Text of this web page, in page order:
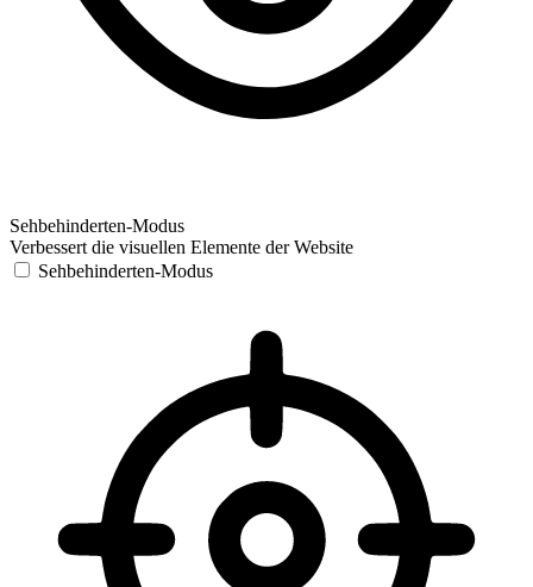
Sehbehinderten-Modus
Verbessert die visuellen Elemente der Website
Sehbehinderten-Modus